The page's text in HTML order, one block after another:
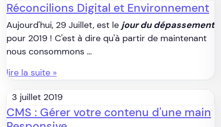
Réconcilions Digital et Environnement
Aujourd'hui, 29 Juillet, est le jour du dépassement
pour 2019 ! C'est à dire qu'à partir de maintenant
nous consommons …
lire la suite »
3 juillet 2019
CMS : Gérer votre contenu d'une main